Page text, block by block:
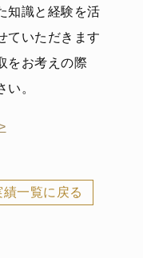
知識と経験を活
ていただきます
をお考えの際
。
一覧に戻る